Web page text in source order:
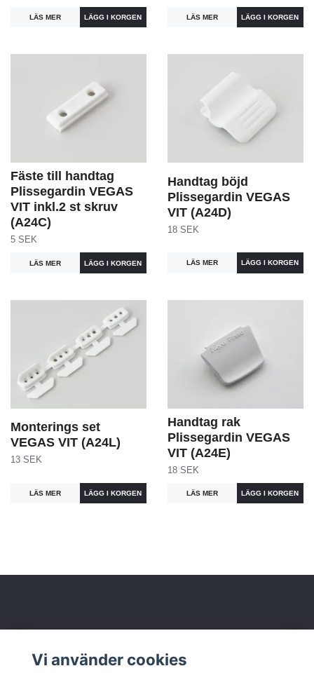
LÄS MER LÄS MER
Fäste till handtag
Plissegardin VEGAS
VIT inkl.2 st skruv
(A24C)
5 SEK
LÄS MER
Handtag böjd
Plissegardin VEGAS
VIT (A24D)
18 SEK
LÄS MER
Monterings set
VEGAS VIT (A24L)
13 SEK
LÄS MER
Handtag rak
Plissegardin VEGAS
VIT (A24E)
18 SEK
LÄS MER
Vi använder cookies